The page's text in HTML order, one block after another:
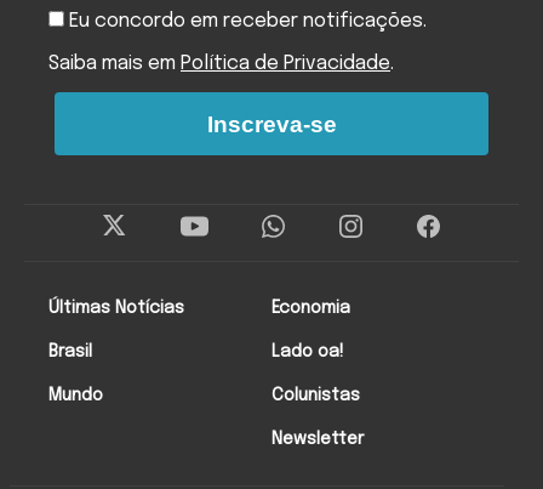
Últimas Notícias
Brasil
Mundo
Economia
Lado oa!
Colunistas
Newsletter
Eu concordo em receber notificações.
Saiba mais em Política de Privacidade.
Inscreva-se